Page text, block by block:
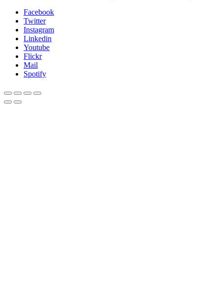
Facebook
Twitter
Instagram
Linkedin
Youtube
Flickr
Mail
Spotify